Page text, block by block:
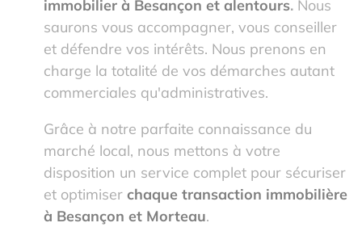
immobilier à Besançon et alentours. Nous
saurons vous accompagner, vous conseiller
et défendre vos intérêts. Nous prenons en
charge la totalité de vos démarches autant
commerciales qu'administratives.
Grâce à notre parfaite connaissance du
marché local, nous mettons à votre
disposition un service complet pour sécuriser
et optimiser chaque transaction immobilière
à Besançon et Morteau.